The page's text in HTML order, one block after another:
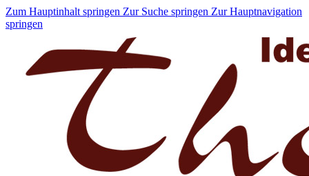
Zum Hauptinhalt springen Zur Suche springen Zur Hauptnavigation
springen